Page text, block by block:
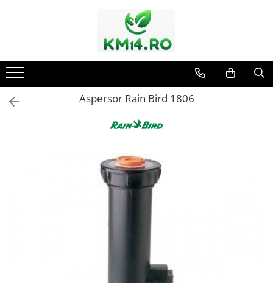
Aspersor Rain Bird 1806